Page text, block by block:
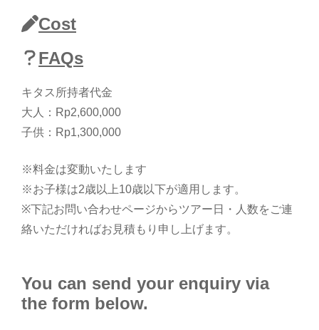
Cost
FAQs
キタス所持者代金
大人：Rp2,600,000
子供：Rp1,300,000
※料金は変動いたします
※お子様は2歳以上10歳以下が適用します。
※下記お問い合わせページからツアー日・人数をご連
絡いただければお見積もり申し上げます。
You can send your enquiry via
the form below.